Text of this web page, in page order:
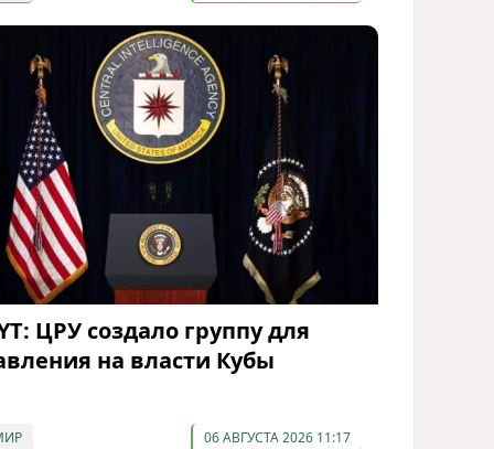
ЦРУ создало группу для
на власти Кубы
06 АВГУСТА 2026 11:17